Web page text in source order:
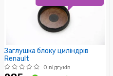
Заглушка блоку циліндрів
Renault
0 відгуків